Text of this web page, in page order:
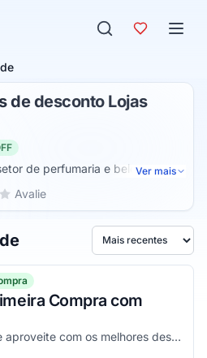
de desconto Lojas
de perfumaria e beleza ao
produtos para cuidados com
alisadoras), produtos
pomadas), artigos para corpo e
desodorantes) e
Ver mais
Rede, de 1 a 5 estrelas
5 estrelas
Avalie
Ordenar por
Compra com
Não fique de fora dessa e aproveite com os melhores descontos! Válido em compras acima de R$100!